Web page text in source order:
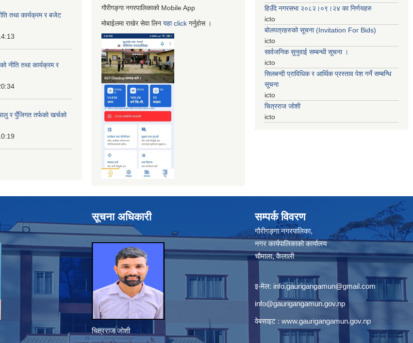
तथा कार्यक्रम र बजेट
नीति तथा कार्यक्रम र
र पुँजिगत तर्फको खर्चको
गौरीगङ्गा नगरपालिकाको Mobile App
मोबाईलमा राखेर सेवा लिन यहाclick गर्नुहाेस ।
हिउँदे नगरसभा २०८२।०९।२४ का निर्णयहरु
icto
बोलपत्रहरुको सूचना (Invitation For Bids)
icto
सार्वजनिक सुनुवाई सम्बन्धी सूचना ।
icto
सिलबन्दी प्राविधिक र आर्थिक प्रस्ताव पेश गर्ने सम्बन्धि
सूचना
icto
चित्रराज जोशी
icto
सूचना अधिकारी
चित्रराज जोशी
सम्पर्क विवरण
गौरीगङ्गा नगरपालिका,
नगर कार्यपालिकाको कार्यालय
चौमाला, कैलाली
इ-मेल: info.gaurigangamun@gmail.com
info@gaurigangamun.gov.np
वेबसाइट : www.gaurigangamun.gov.np